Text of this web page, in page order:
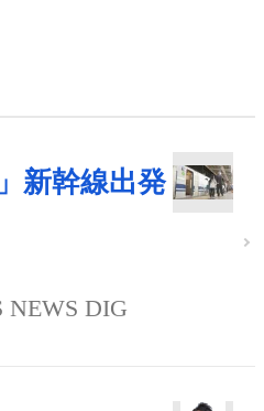
新幹線出発
NEWS DIG